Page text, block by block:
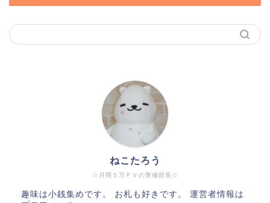
☆月間５万ＰＶの警備部長☆
ねこたろう
趣味は小銭集めです。 お札も好きです。 運営者情報は